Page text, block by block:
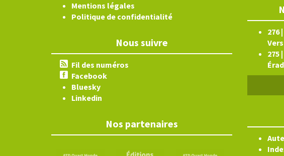
Mentions légales
Politique de confidentialité
Nous suivre
Fil des numéros
Facebook
Bluesky
Linkedin
Nos partenaires
276
275